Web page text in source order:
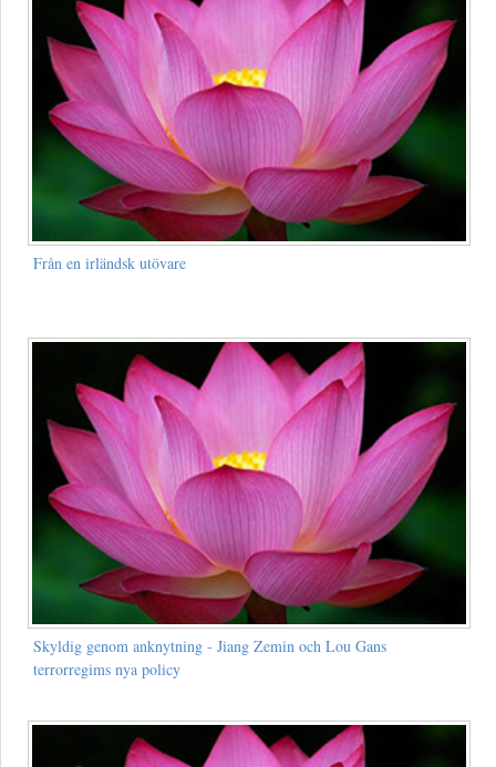
Från en irländsk utövare
Skyldig genom anknytning - Jiang Zemin och Lou Gans
terrorregims nya policy